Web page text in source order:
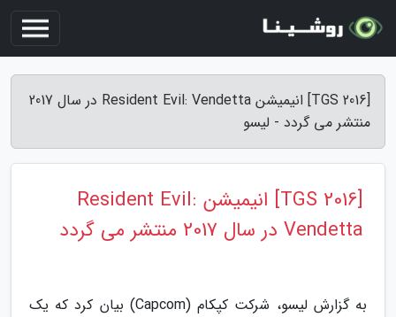
[TGS 2016] انیمیشن Resident Evil: Vendetta در سال 2017
منتشر می گردد - لیسو
[TGS 2016] انیمیشن Resident Evil:
Vendetta در سال 2017 منتشر می گردد
به گزارش لیسو، شرکت کپکام (Capcom) بیان کرد که یک